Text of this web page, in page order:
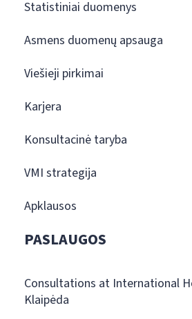
Statistiniai duomenys
Asmens duomenų apsauga
Viešieji pirkimai
Karjera
Konsultacinė taryba
VMI strategija
Apklausos
PASLAUGOS
Consultations at International
Klaipėda